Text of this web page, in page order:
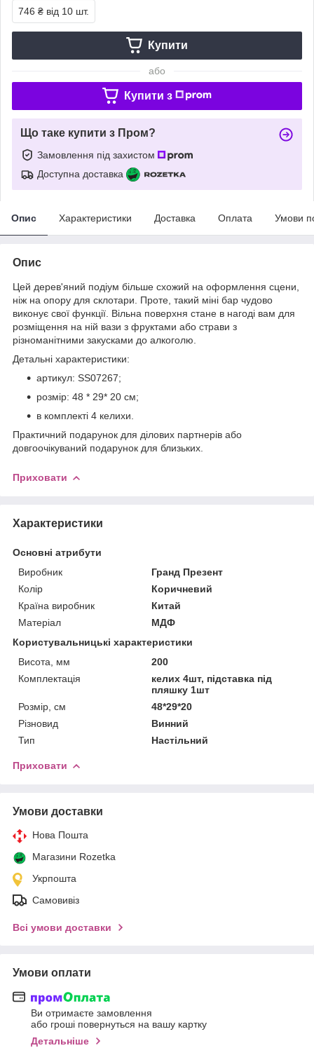
746 ₴ від 10 шт.
Купити
або
Купити з
Що таке купити з Пром?
Замовлення під захистом
Доступна доставка
Опис Характеристики Доставка Оплата Умови
Опис
Цей дерев'яний подіум більше схожий на оформлення сцени,
ніж на опору для склотари. Проте, такий міні бар чудово
виконує свої функції. Вільна поверхня стане в нагоді вам для
розміщення на ній вази з фруктами або страви з
різноманітними закусками до алкоголю.
Детальні характеристики:
артикул: SS07267;
розмір: 48 * 29* 20 см;
в комплекті 4 келихи.
Практичний подарунок для ділових партнерів або
довгоочікуваний подарунок для близьких.
Приховати
Характеристики
Основні атрибути
Виробник
Гранд Презент
Колір
Коричневий
Країна виробник
Китай
Матеріал
МДФ
Користувальницькі характеристики
Висота, мм
200
Комплектація
келих 4шт, підставка під
пляшку 1шт
Розмір, см
48*29*20
Різновид
Винний
Тип
Настільний
Приховати
Умови доставки
Нова Пошта
Магазини Rozetka
Укрпошта
Самовивіз
Всі умови доставки
Умови оплати
Ви отримаєте замовлення
або гроші повернуться на вашу картку
Детальніше